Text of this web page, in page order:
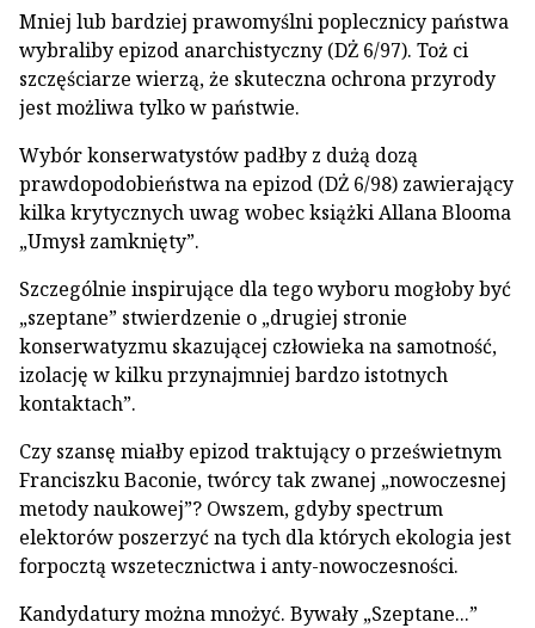
Mniej lub bardziej prawomyślni poplecznicy państwa
wybraliby epizod anarchistyczny (DŻ 6/97). Toż ci
szczęściarze wierzą, że skuteczna ochrona przyrody
jest możliwa tylko w państwie.
Wybór konserwatystów padłby z dużą dozą
prawdopodobieństwa na epizod (DŻ 6/98) zawierający
kilka krytycznych uwag wobec książki Allana Blooma
„Umysł zamknięty”.
Szczególnie inspirujące dla tego wyboru mogłoby być
„szeptane” stwierdzenie o „drugiej stronie
konserwatyzmu skazującej człowieka na samotność,
izolację w kilku przynajmniej bardzo istotnych
kontaktach”.
Czy szansę miałby epizod traktujący o prześwietnym
Franciszku Baconie, twórcy tak zwanej „nowoczesnej
metody naukowej”? Owszem, gdyby spectrum
elektorów poszerzyć na tych dla których ekologia jest
forpocztą wszetecznictwa i anty-nowoczesności.
Kandydatury można mnożyć. Bywały „Szeptane...”